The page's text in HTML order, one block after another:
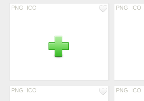
PNG ICO PNG ICO
PNG ICO PNG ICO